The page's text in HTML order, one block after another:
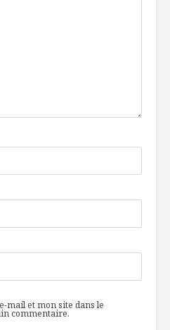
mail et mon site dans le
commentaire.